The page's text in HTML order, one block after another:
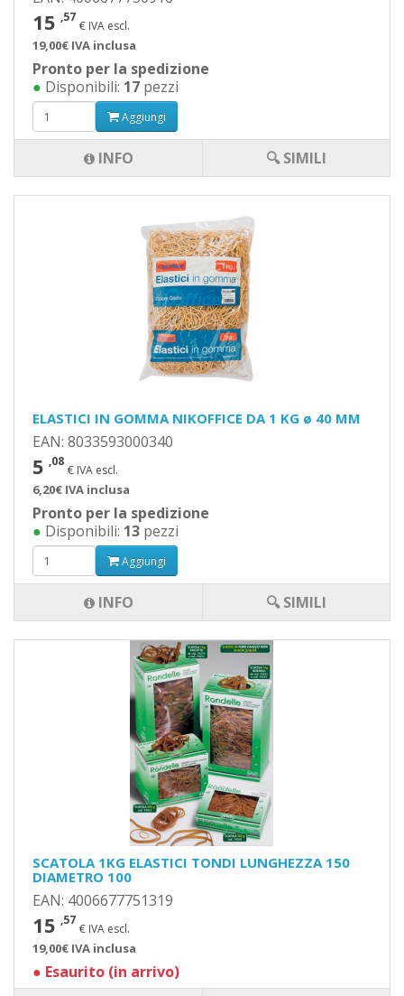
15 ,57
€ IVA escl.
19,00€ IVA inclusa
Pronto per la spedizione
● Disponibili: 17 pezzi
Aggiungi
INFO 🔍 SIMILI
ELASTICI IN GOMMA NIKOFFICE DA 1 KG ø 40 MM
EAN: 8033593000340
5 ,08
€ IVA escl.
6,20€ IVA inclusa
Pronto per la spedizione
● Disponibili: 13 pezzi
Aggiungi
INFO 🔍 SIMILI
SCATOLA 1KG ELASTICI TONDI LUNGHEZZA 150
DIAMETRO 100
EAN: 4006677751319
15 ,57
€ IVA escl.
19,00€ IVA inclusa
● Esaurito (in arrivo)